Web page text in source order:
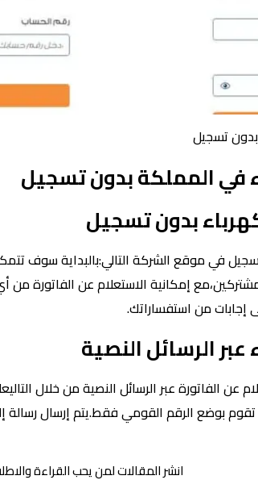
بدون تسجيل
في المملكة بدون تسجيل
بدون تسجيل
في موقع الشركة التالي:بالبداية سوف
إمكانية الاستعلام عن
من استفساراتك.
الرسائل النصية
الفاتورة عبر الرسائل النصية من خلال
انشر المقالات لمن يحب القراءة